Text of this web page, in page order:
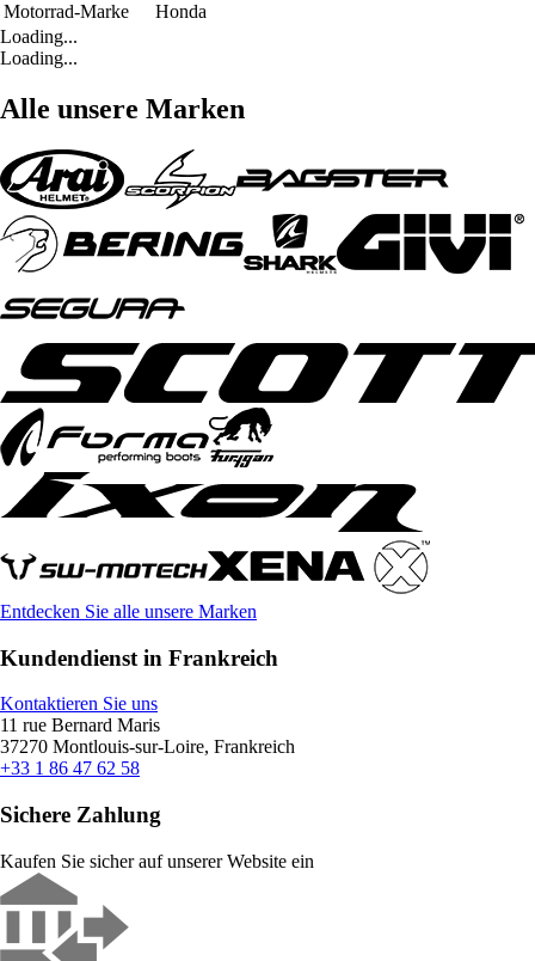
Motorrad-Marke
Honda
Loading...
Loading...
Alle unsere Marken
Entdecken Sie alle unsere Marken
Kundendienst in Frankreich
Kontaktieren Sie uns
11 rue Bernard Maris
37270 Montlouis-sur-Loire, Frankreich
+33 1 86 47 62 58
Sichere Zahlung
Kaufen Sie sicher auf unserer Website ein